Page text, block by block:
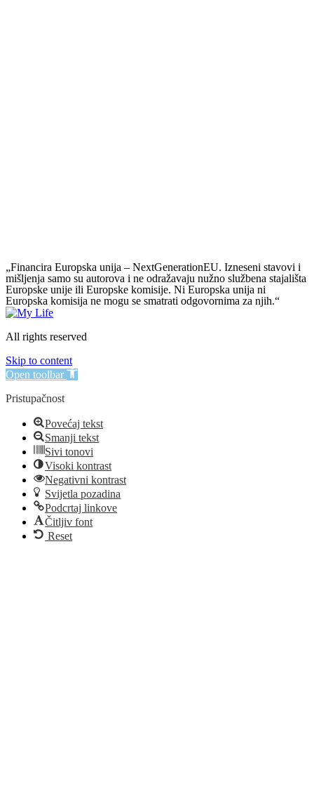
„Financira Europska unija – NextGenerationEU. Izneseni stavovi i
mišljenja samo su autorova i ne odražavaju nužno službena stajališta
Europske unije ili Europske komisije. Ni Europska unija ni
Europska komisija ne mogu se smatrati odgovornima za njih.“
All rights reserved
Skip to content
Open toolbar
Pristupačnost
Povećaj tekst
Smanji tekst
Sivi tonovi
Visoki kontrast
Negativni kontrast
Svijetla pozadina
Podcrtaj linkove
Čitljiv font
Reset